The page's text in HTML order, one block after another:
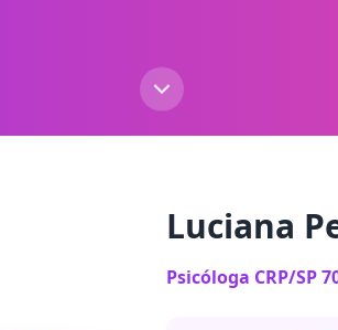
Luciana
Psicóloga CRP/SP